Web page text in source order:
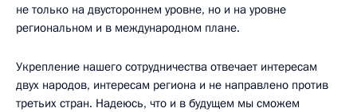
не только на двустороннем уровне, но и на уровне
региональном и в международном плане.
Укрепление нашего сотрудничества отвечает интересам
двух народов, интересам региона и не направлено против
третьих стран. Надеюсь, что и в будущем мы сможем